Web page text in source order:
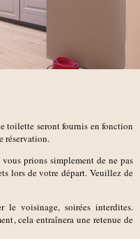
toilette seront fournis en fonction
réservation.
prions simplement de ne pas
lors de votre départ. Veuillez de
le voisinage, soirées interdites.
cela entraînera une retenue de